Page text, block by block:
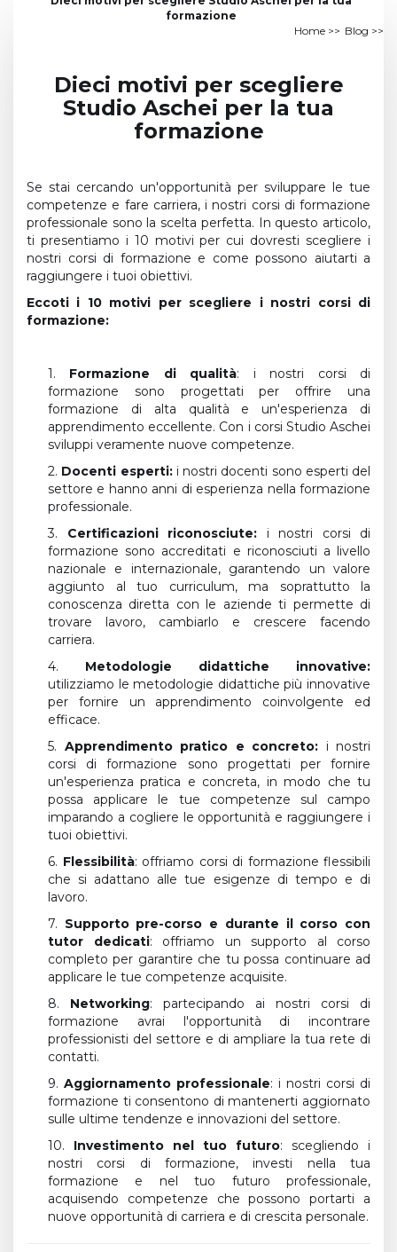
formazione
Blog >>
Home >>
Dieci motivi per scegliere
Studio Aschei per la tua
formazione
Se stai cercando un'opportunità per sviluppare le tue
competenze e fare carriera, i nostri corsi di formazione
professionale sono la scelta perfetta. In questo articolo,
ti presentiamo i 10 motivi per cui dovresti scegliere i
nostri corsi di formazione e come possono aiutarti a
raggiungere i tuoi obiettivi.
Eccoti i 10 motivi per scegliere i nostri corsi di
formazione:
1. Formazione di qualità: i nostri corsi di
formazione sono progettati per offrire una
formazione di alta qualità e un'esperienza di
apprendimento eccellente. Con i corsi Studio Aschei
sviluppi veramente nuove competenze.
2. Docenti esperti:i nostri docenti sono esperti del
settore e hanno anni di esperienza nella formazione
professionale.
3. Certificazioni riconosciute: i nostri corsi di
formazione sono accreditati e riconosciuti a livello
nazionale e internazionale, garantendo un valore
aggiunto al tuo curriculum, ma soprattutto la
conoscenza diretta con le aziende ti permette di
trovare lavoro, cambiarlo e crescere facendo
carriera.
4. Metodologie didattiche innovative:
utilizziamo le metodologie didattiche più innovative
per fornire un apprendimento coinvolgente ed
efficace.
5. Apprendimento pratico e concreto: i nostri
corsi di formazione sono progettati per fornire
un'esperienza pratica e concreta, in modo che tu
possa applicare le tue competenze sul campo
imparando a cogliere le opportunità e raggiungere i
tuoi obiettivi.
6. Flessibilità: offriamo corsi di formazione flessibili
che si adattano alle tue esigenze di tempo e di
lavoro.
7. Supporto pre-corso e durante il corso con
tutor dedicati: offriamo un supporto al corso
completo per garantire che tu possa continuare ad
applicare le tue competenze acquisite.
8. Networking: partecipando ai nostri corsi di
formazione avrai l'opportunità di incontrare
professionisti del settore e di ampliare la tua rete di
contatti.
9. Aggiornamento professionale: i nostri corsi di
formazione ti consentono di mantenerti aggiornato
sulle ultime tendenze e innovazioni del settore.
10. Investimento nel tuo futuro: scegliendo i
nostri corsi di formazione, investi nella tua
formazione e nel tuo futuro professionale,
acquisendo competenze che possono portarti a
nuove opportunità di carriera e di crescita personale.